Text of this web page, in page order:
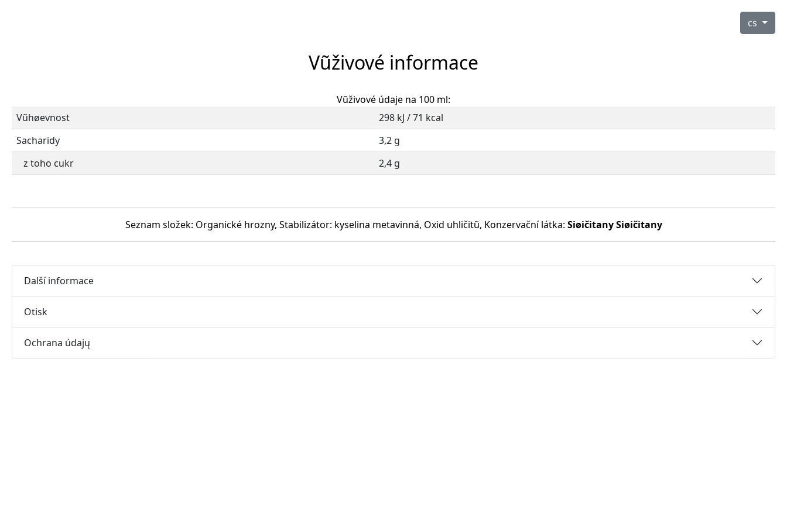
cs
Vũživové informace
Vũživové údaje na 100 ml:
Vũhøevnost
298 kJ / 71 kcal
Sacharidy
3,2 g
z toho cukr
2,4 g
Seznam složek: Organické hrozny, Stabilizátor: kyselina metavinná, Oxid uhličitũ, Konzervační látka: Siøičitany Siøičitany
Další informace
Otisk
Ochrana údajų